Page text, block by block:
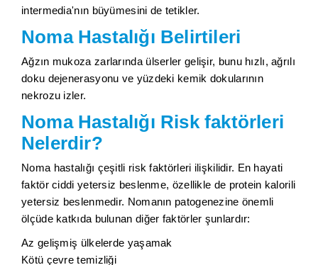
intermedia'nın büyümesini de tetikler.
Noma Hastalığı Belirtileri
Ağzın mukoza zarlarında ülserler gelişir, bunu hızlı, ağrılı
doku dejenerasyonu ve yüzdeki kemik dokularının
nekrozu izler.
Noma Hastalığı Risk faktörleri
Nelerdir?
Noma hastalığı çeşitli risk faktörleri ilişkilidir. En hayati
faktör ciddi yetersiz beslenme, özellikle de protein kalorili
yetersiz beslenmedir. Nomanın patogenezine önemli
ölçüde katkıda bulunan diğer faktörler şunlardır:
Az gelişmiş ülkelerde yaşamak
Kötü çevre temizliği